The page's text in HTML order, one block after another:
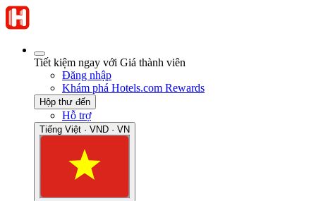
Tiết kiệm ngay với Giá thành viên
Đăng nhập
Khám phá Hotels.com Rewards
Hộp thư đến
Hỗ trợ
Tiếng Việt · VND · VN